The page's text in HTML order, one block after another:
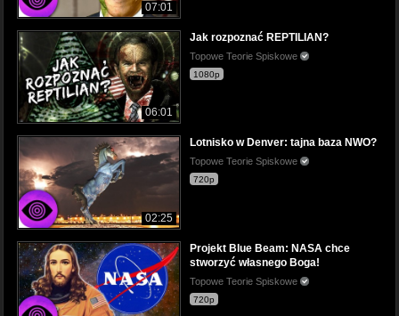
07:01
06:01
Jak rozpoznać REPTILIAN?
Topowe Teorie Spiskowe
1080p
02:25
Lotnisko w Denver: tajna baza NWO?
Topowe Teorie Spiskowe
720p
Projekt Blue Beam: NASA chce
stworzyć własnego Boga!
Topowe Teorie Spiskowe
720p